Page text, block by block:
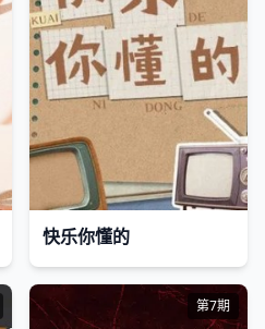
快乐你懂的
第7期